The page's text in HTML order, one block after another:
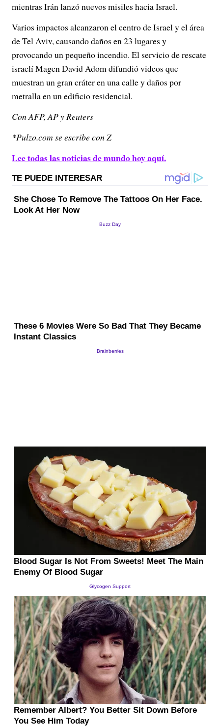
mientras Irán lanzó nuevos misiles hacia Israel.
Varios impactos alcanzaron el centro de Israel y el área
de Tel Aviv, causando daños en 23 lugares y
provocando un pequeño incendio. El servicio de rescate
israelí Magen David Adom difundió videos que
muestran un gran cráter en una calle y daños por
metralla en un edificio residencial.
Con AFP, AP y Reuters
*Pulzo.com se escribe con Z
Lee todas las noticias de mundo hoy aquí.